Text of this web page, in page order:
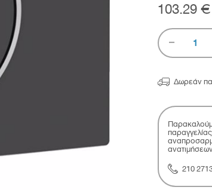
103.29 €
1
 Δωρεάν
210